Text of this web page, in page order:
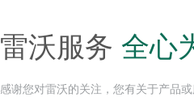
雷沃服务 全心
感谢您对雷沃的关注，您有关于产品